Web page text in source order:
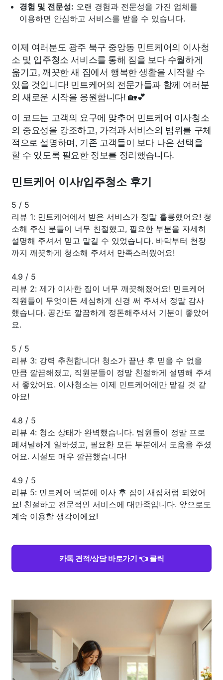
경험 및 전문성: 오랜 경험과 전문성을 가진 업체를
이용하면 안심하고 서비스를 받을 수 있습니다.
이제 여러분도 광주 북구 중앙동 민트케어의 이사청
소 및 입주청소 서비스를 통해 짐을 보다 수월하게
옮기고, 깨끗한 새 집에서 행복한 생활을 시작할 수
있을 것입니다! 민트케어의 전문가들과 함께 여러분
의 새로운 시작을 응원합니다! 🏡💕
이 코드는 고객의 요구에 맞추어 민트케어 이사청소
의 중요성을 강조하고, 가격과 서비스의 범위를 구체
적으로 설명하며, 기존 고객들이 보다 나은 선택을
할 수 있도록 필요한 정보를 정리했습니다.
민트케어 이사/입주청소 후기
5 / 5
리뷰 1: 민트케어에서 받은 서비스가 정말 훌륭했어요! 청
소해 주신 분들이 너무 친절했고, 필요한 부분을 자세히
설명해 주셔서 믿고 맡길 수 있었습니다. 바닥부터 천장
까지 깨끗하게 청소해 주셔서 만족스러웠어요!
4.9 / 5
리뷰 2: 제가 이사한 집이 너무 깨끗해졌어요! 민트케어
직원들이 무엇이든 세심하게 신경 써 주셔서 정말 감사
했습니다. 공간도 깔끔하게 정돈해주셔서 기분이 좋았어
요.
5 / 5
리뷰 3: 강력 추천합니다! 청소가 끝난 후 믿을 수 없을
만큼 깔끔해졌고, 직원분들이 정말 친절하게 설명해 주셔
서 좋았어요. 이사청소는 이제 민트케어에만 맡길 것 같
아요!
4.8 / 5
리뷰 4: 청소 상태가 완벽했습니다. 팀원들이 정말 프로
페셔널하게 일하셨고, 필요한 모든 부분에서 도움을 주셨
어요. 시설도 매우 깔끔했습니다!
4.9 / 5
리뷰 5: 민트케어 덕분에 이사 후 집이 새집처럼 되었어
요! 친절하고 전문적인 서비스에 대만족입니다. 앞으로도
계속 이용할 생각이에요!
카톡 견적/상담 바로가기 👈 클릭